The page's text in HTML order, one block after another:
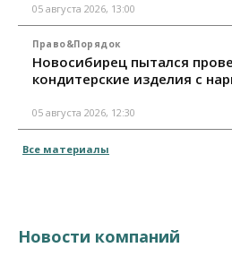
05 августа 2026, 13:00
Право&Порядок
Новосибирец пытался
кондитерские изделия с
05 августа 2026, 12:30
Все материалы
Новости компаний